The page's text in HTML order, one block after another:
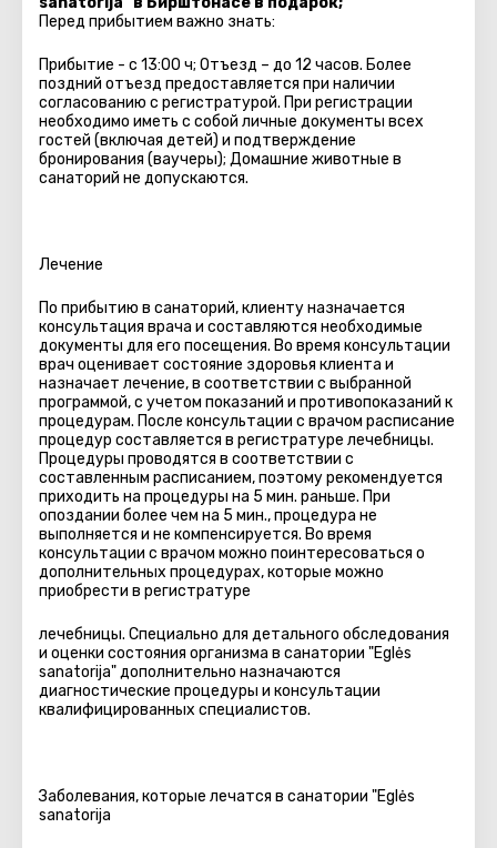
Перед прибытием важно знать:
Прибытие - с 13:00 ч; Отъезд – до 12 часов. Более
поздний отъезд предоставляется при наличии
согласованию с регистратурой. При регистрации
необходимо иметь с собой личные документы всех
гостей (включая детей) и подтверждение
бронирования (ваучеры); Домашние животные в
санаторий не допускаются.
Лечение
По прибытию в санаторий, клиенту назначается
консультация врача и составляются необходимые
документы для его посещения. Во время консультации
врач оценивает состояние здоровья клиента и
назначает лечение, в соответствии с выбранной
программой, с учетом показаний и противопоказаний к
процедурам. После консультации с врачом расписание
процедур составляется в регистратуре лечебницы.
Процедуры проводятся в соответствии с
составленным расписанием, поэтому рекомендуется
приходить на процедуры на 5 мин. раньше. При
опоздании более чем на 5 мин., процедура не
выполняется и не компенсируется. Во время
консультации с врачом можно поинтересоваться о
дополнительных процедурах, которые можно
приобрести в регистратуре
лечебницы. Специально для детального обследования
и оценки состояния организма в санатории "Eglės
sanatorija" дополнительно назначаются
диагностические процедуры и консультации
квалифицированных специалистов.
Заболевания, которые лечатся в санатории "Eglės
sanatorija